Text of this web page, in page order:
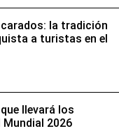
la tradición
a turistas en el
llevará los
Mundial 2026